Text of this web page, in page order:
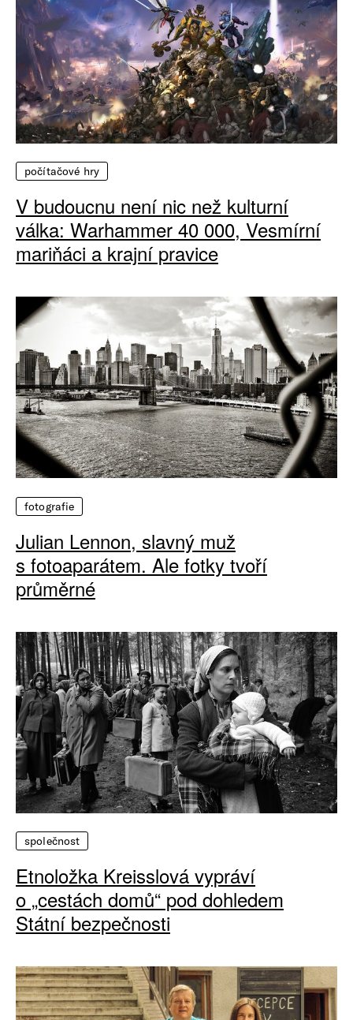
počítačové hry
V budoucnu není nic než kulturní
válka: Warhammer 40 000, Vesmírní
mariňáci a krajní pravice
fotografie
Julian Lennon, slavný muž
s fotoaparátem. Ale fotky tvoří
průměrné
společnost
Etnoložka Kreisslová vypráví
o „cestách domů“ pod dohledem
Státní bezpečnosti